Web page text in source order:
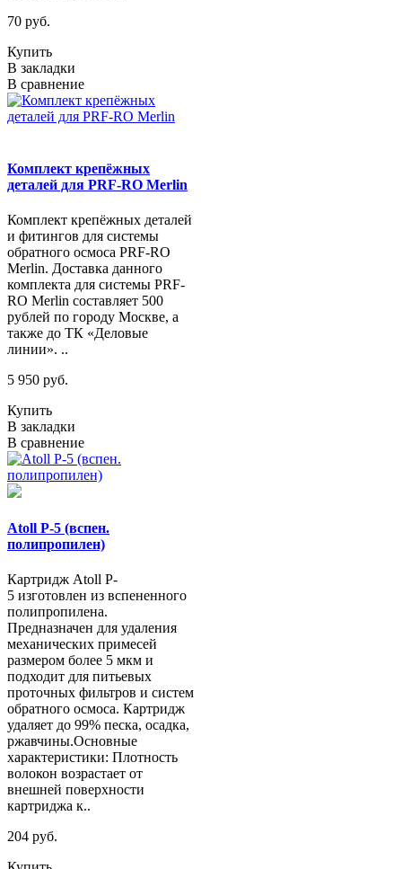
70 руб.
Купить
В закладки
В сравнение
Комплект крепёжных
деталей для PRF-RO Merlin
Комплект крепёжных деталей
и фитингов для системы
обратного осмоса PRF-RO
Merlin. Доставка данного
комплекта для системы PRF-
RO Merlin составляет 500
рублей по городу Москве, а
также до ТК «Деловые
линии». ..
5 950 руб.
Купить
В закладки
В сравнение
Atoll P-5 (вспен.
полипропилен)
Картридж Atoll P-
5 изготовлен из вспененного
полипропилена.
Предназначен для удаления
механических примесей
размером более 5 мкм и
подходит для питьевых
проточных фильтров и систем
обратного осмоса. Картридж
удаляет до 99% песка, осадка,
ржавчины.Основные
характеристики: Плотность
волокон возрастает от
внешней поверхности
картриджа к..
204 руб.